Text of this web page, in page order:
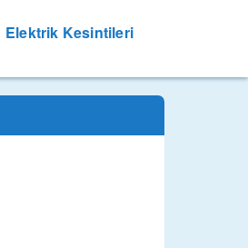
Elektrik Kesintileri